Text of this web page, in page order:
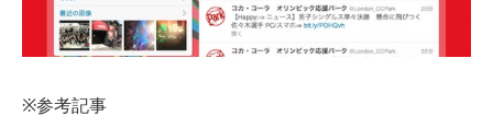
※参考記事